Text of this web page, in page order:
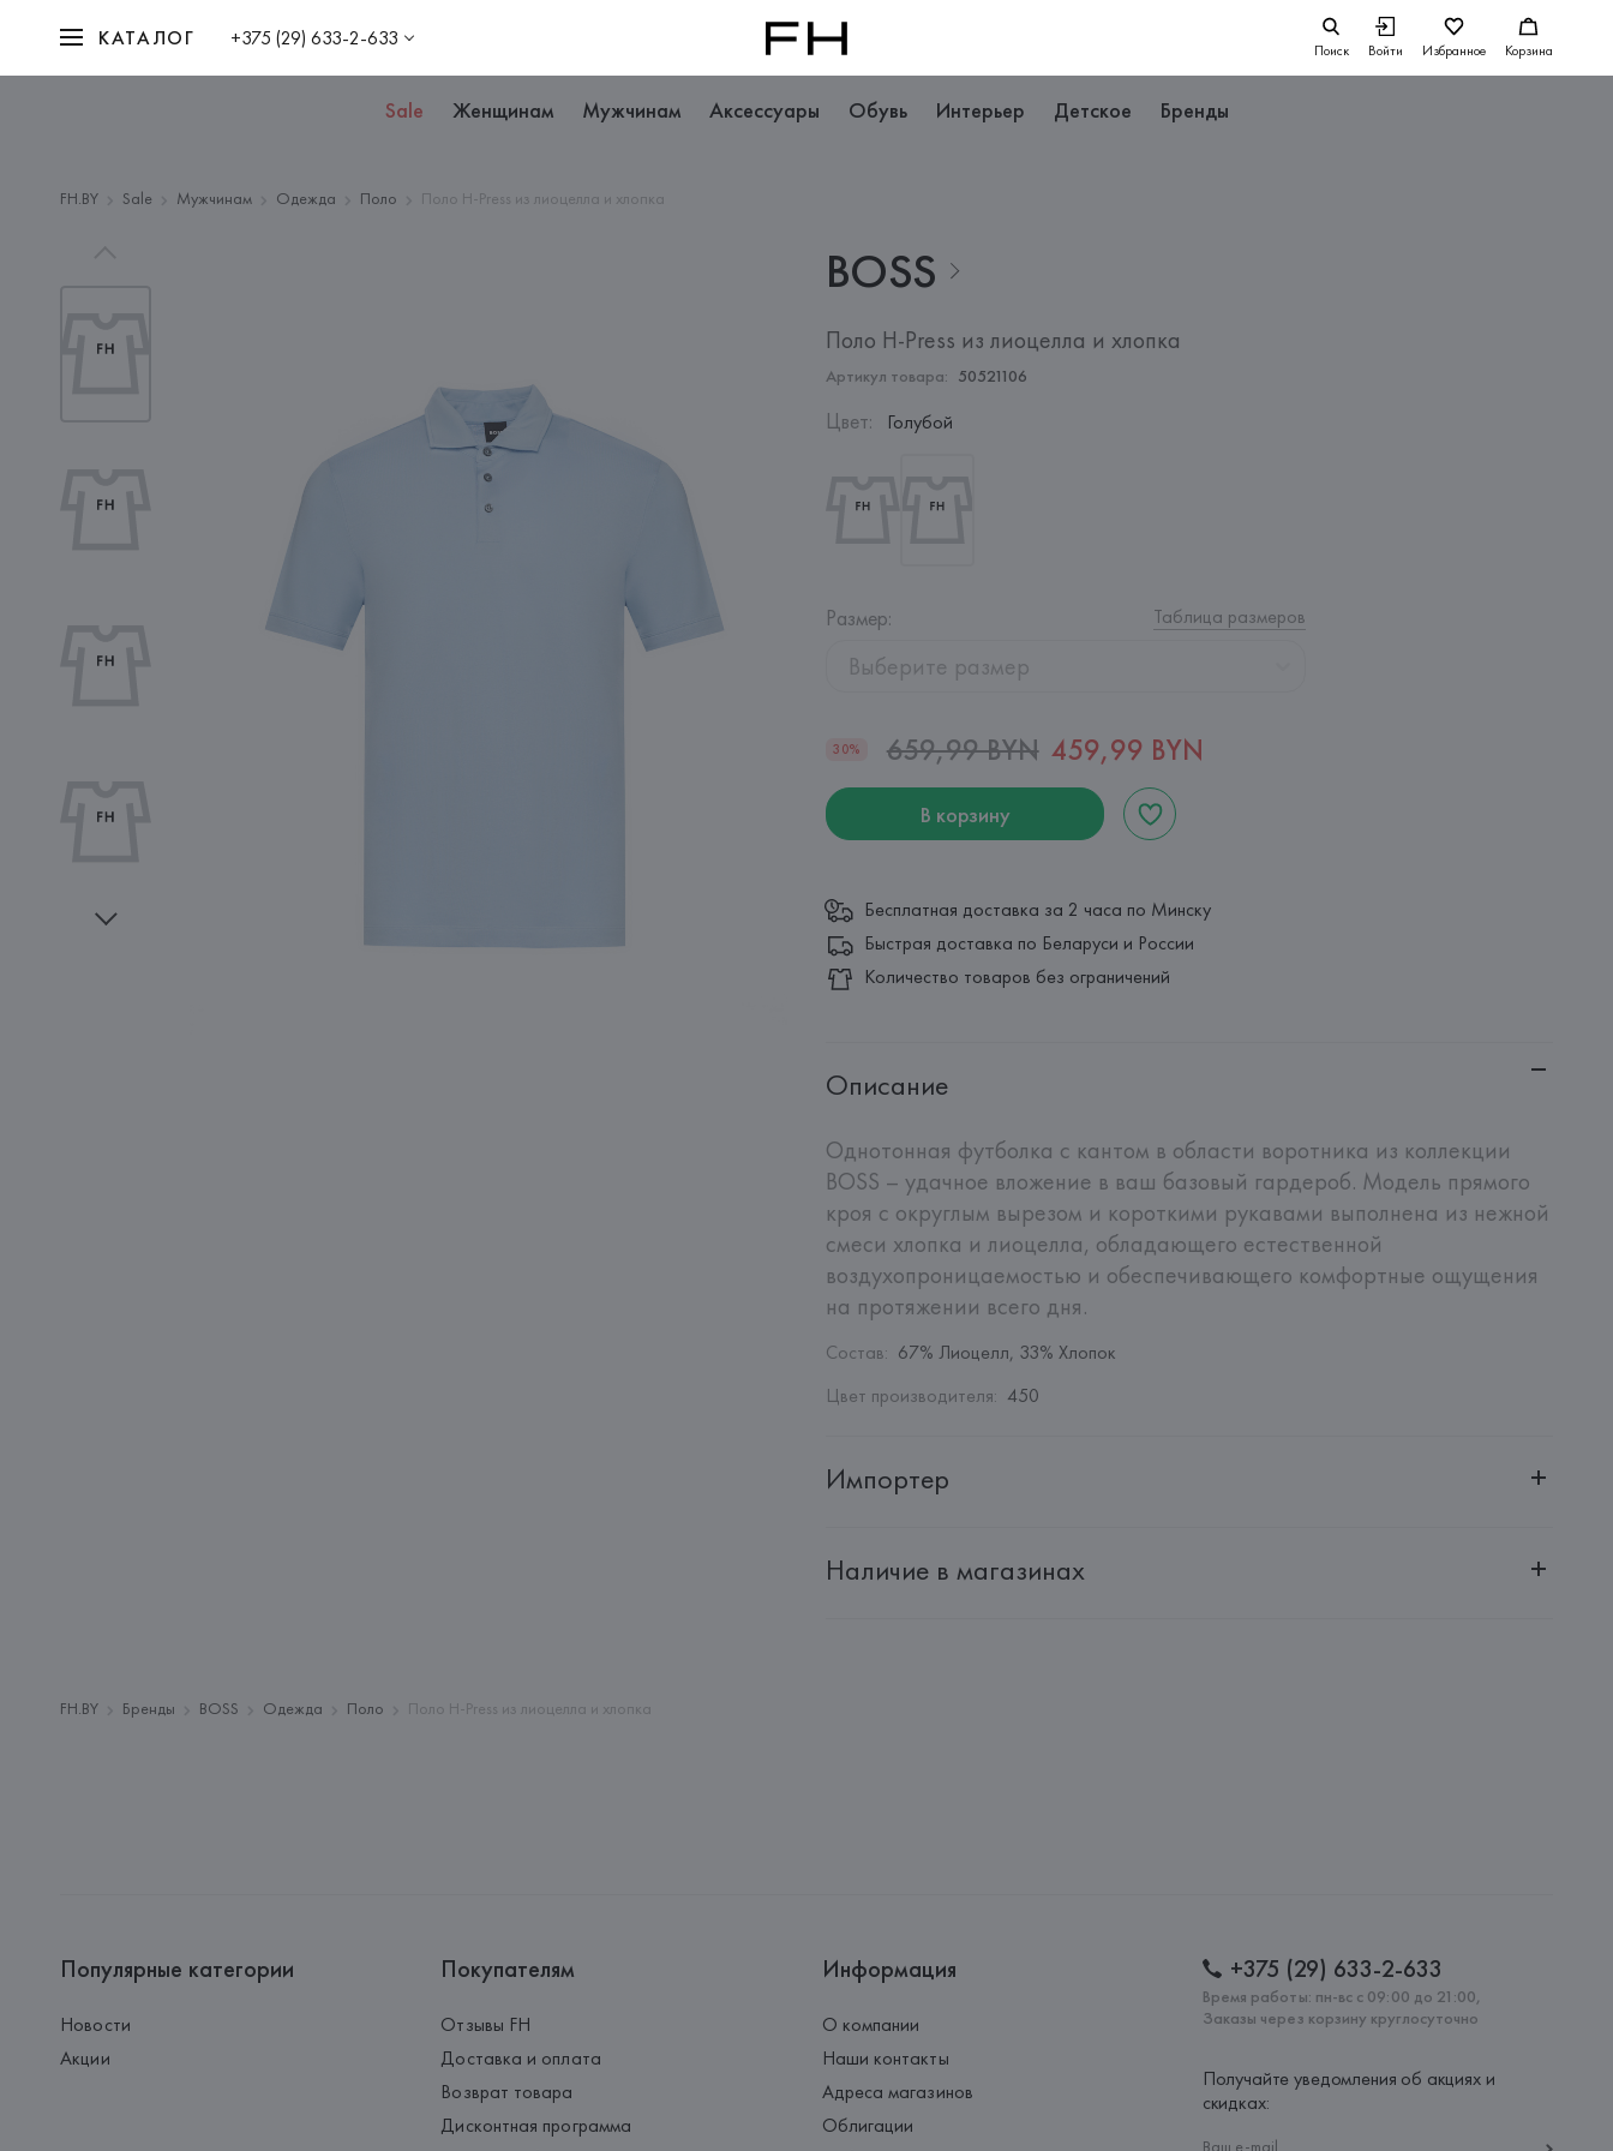
КАТАЛОГ +375 (29) 633-2-633 Поиск Войти Избранное Корзина
Sale Женщинам Мужчинам Аксессуары Обувь Интерьер Детское Бренды
FH.BY Sale Мужчинам Одежда Поло Поло H-Press из лиоцелла и хлопка
BOSS
Поло H-Press из лиоцелла и хлопка
Артикул товара: 50521106
Цвет: Голубой
Размер: Таблица размеров
Выберите размер
30% 659,99 BYN 459,99 BYN
В корзину
Бесплатная доставка за 2 часа по Минску
Быстрая доставка по Беларуси и России
Количество товаров без ограничений
Описание
Однотонная футболка c кантом в области воротника из коллекции
BOSS – удачное вложение в ваш базовый гардероб. Модель прямого
кроя с округлым вырезом и короткими рукавами выполнена из нежной
смеси хлопка и лиоцелла, обладающего естественной
воздухопроницаемостью и обеспечивающего комфортные ощущения
на протяжении всего дня.
Состав: 67% Лиоцелл, 33% Хлопок
Цвет производителя: 450
Импортер
Адрес: Республика Беларусь, 220051, г. Минск, ул. Рафиева, д. 64, помещение 2-27
Наличие в магазинах
FH.BY Бренды BOSS Одежда Поло Поло H-Press из лиоцелла и хлопка
Популярные категории
Новости
Акции
Покупателям
Отзывы FH
Доставка и оплата
Возврат товара
Дисконтная программа
Информация
О компании
Наши контакты
Адреса магазинов
Облигации
+375 (29) 633-2-633
Время работы: пн-вс с 09:00 до 21:00,
Заказы через корзину круглосуточно
Получайте уведомления об акциях и
скидках: